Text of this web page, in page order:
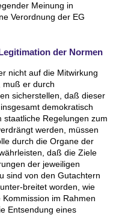
Meinung in
Verordnung der EG
der Normen
nicht auf die Mitwirkung
muß er durch
sicherstellen, daß dieser
demokratisch
Regelungen zum
werden, müssen
durch die Organe der
daß die Ziele
der jeweiligen
sind von den Gutachtern
breitet worden, wie
im Rahmen
Entsendung eines